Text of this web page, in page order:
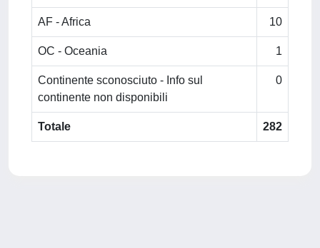
AF - Africa 10
OC - Oceania 1
Continente sconosciuto - Info sul
continente non disponibili
0
Totale 282